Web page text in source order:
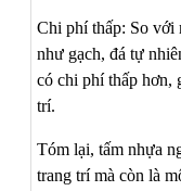
Chi phí thấp: So với
như gạch, đá tự
có chi phí thấp hơn,
trí.
Tóm lại, tấm nhựa
trang trí mà còn là